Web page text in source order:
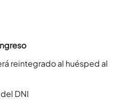
reintegrado al huésped al
DNI